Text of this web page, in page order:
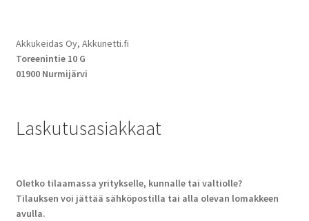
Akkukeidas Oy, Akkunetti.fi
Toreenintie 10 G
01900 Nurmijärvi
Laskutusasiakkaat
Oletko tilaamassa yritykselle, kunnalle tai valtiolle?
Tilauksen voi jättää sähköpostilla tai alla olevan lomakkeen
avulla.